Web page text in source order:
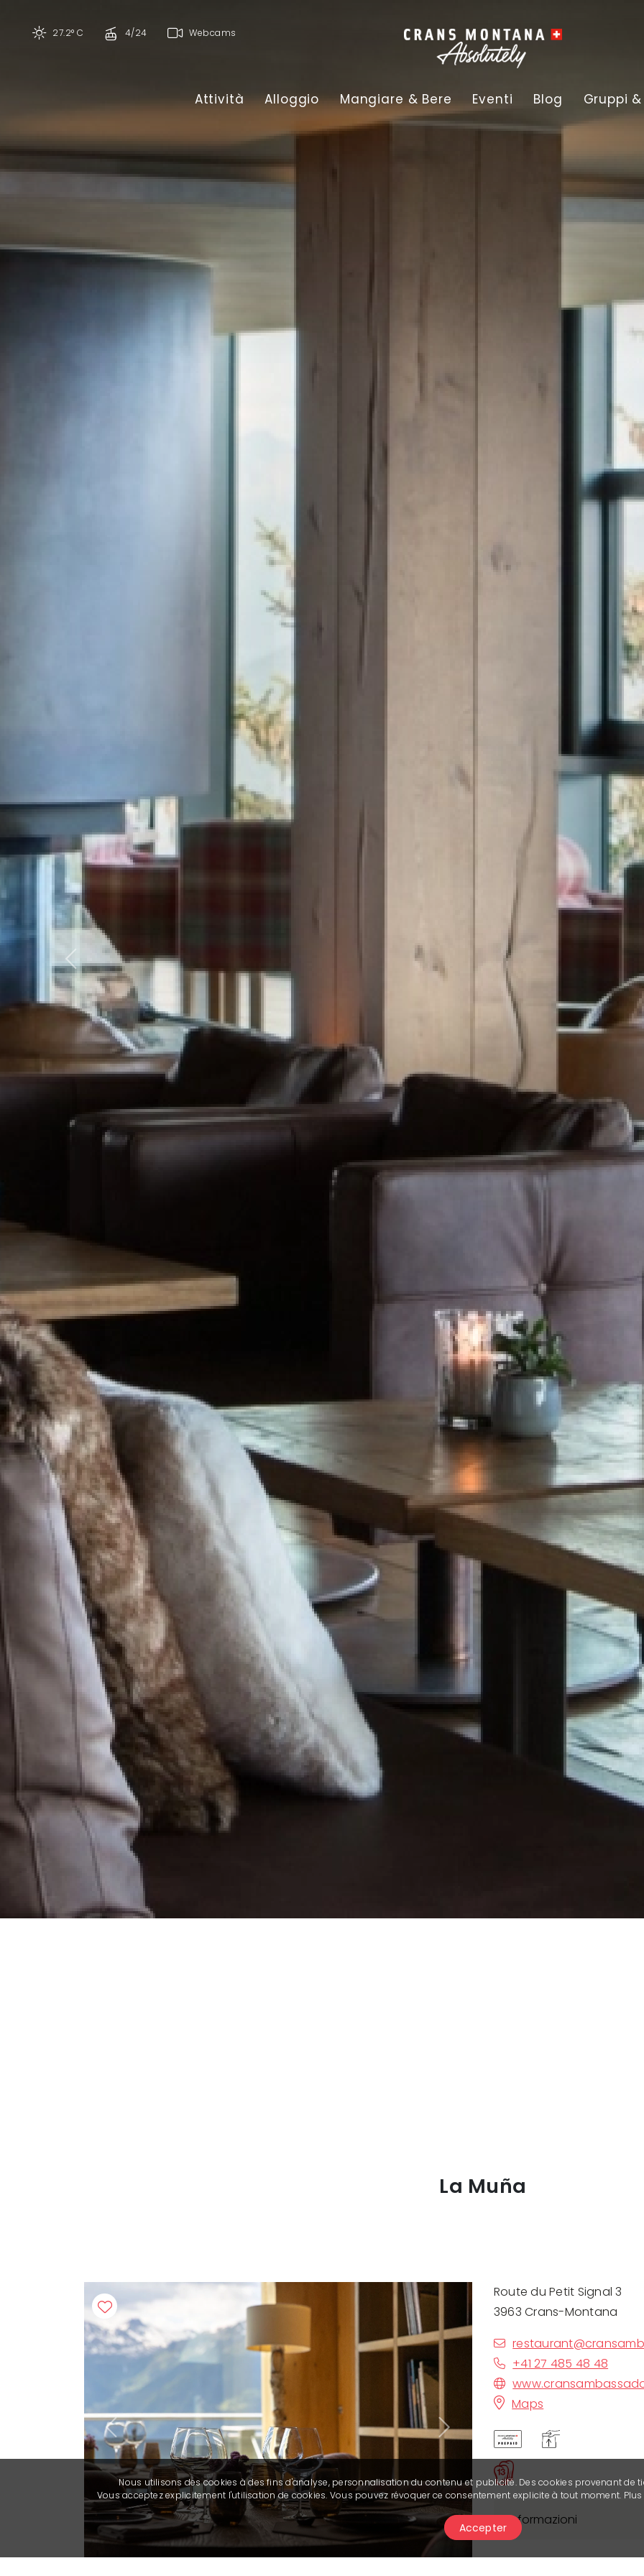
27.2° C 4/24 Webcams
Attività Alloggio Mangiare & Bere Eventi Blog Gruppi
Previous
La Muña
Previous Next
Route du Petit Signal 3
3963 Crans-Montana
+41 27 485 48 48
Maps
Informazioni
Le Crans Ambassador
Nous utilisons des cookies à des fins d'analyse, personnalisation du contenu et publicité. Des cookies provenant de
Vous acceptez explicitement l'utilisation de cookies. Vous pouvez révoquer ce consentement explicite à tout moment.
Accepter